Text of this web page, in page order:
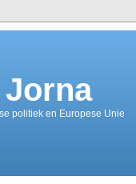
politiek en Europese Unie